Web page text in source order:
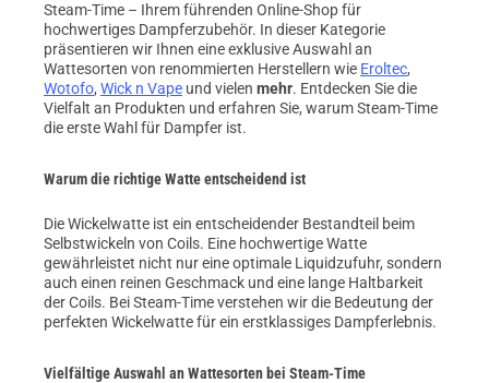
Steam-Time – Ihrem führenden Online-Shop für
hochwertiges Dampferzubehör. In dieser Kategorie
präsentieren wir Ihnen eine exklusive Auswahl an
Wattesorten von renommierten Herstellern wie Eroltec,
Wotofo, Wick n Vape und vielen mehr. Entdecken Sie die
Vielfalt an Produkten und erfahren Sie, warum Steam-Time
die erste Wahl für Dampfer ist.
Warum die richtige Watte entscheidend ist
Die Wickelwatte ist ein entscheidender Bestandteil beim
Selbstwickeln von Coils. Eine hochwertige Watte
gewährleistet nicht nur eine optimale Liquidzufuhr, sondern
auch einen reinen Geschmack und eine lange Haltbarkeit
der Coils. Bei Steam-Time verstehen wir die Bedeutung der
perfekten Wickelwatte für ein erstklassiges Dampferlebnis.
Vielfältige Auswahl an Wattesorten bei Steam-Time